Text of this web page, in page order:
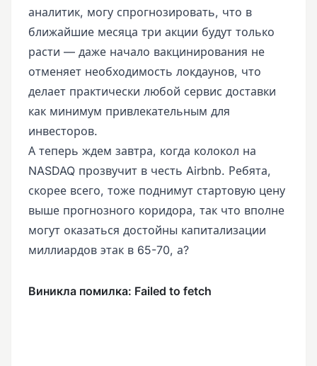
аналитик, могу спрогнозировать, что в
ближайшие месяца три акции будут только
расти — даже начало вакцинирования не
отменяет необходимость локдаунов, что
делает практически любой сервис доставки
как минимум привлекательным для
инвесторов.
А теперь ждем завтра, когда колокол на
NASDAQ прозвучит в честь Airbnb. Ребята,
скорее всего, тоже поднимут стартовую цену
выше прогнозного коридора, так что вполне
могут оказаться достойны капитализации
миллиардов этак в 65-70, а?